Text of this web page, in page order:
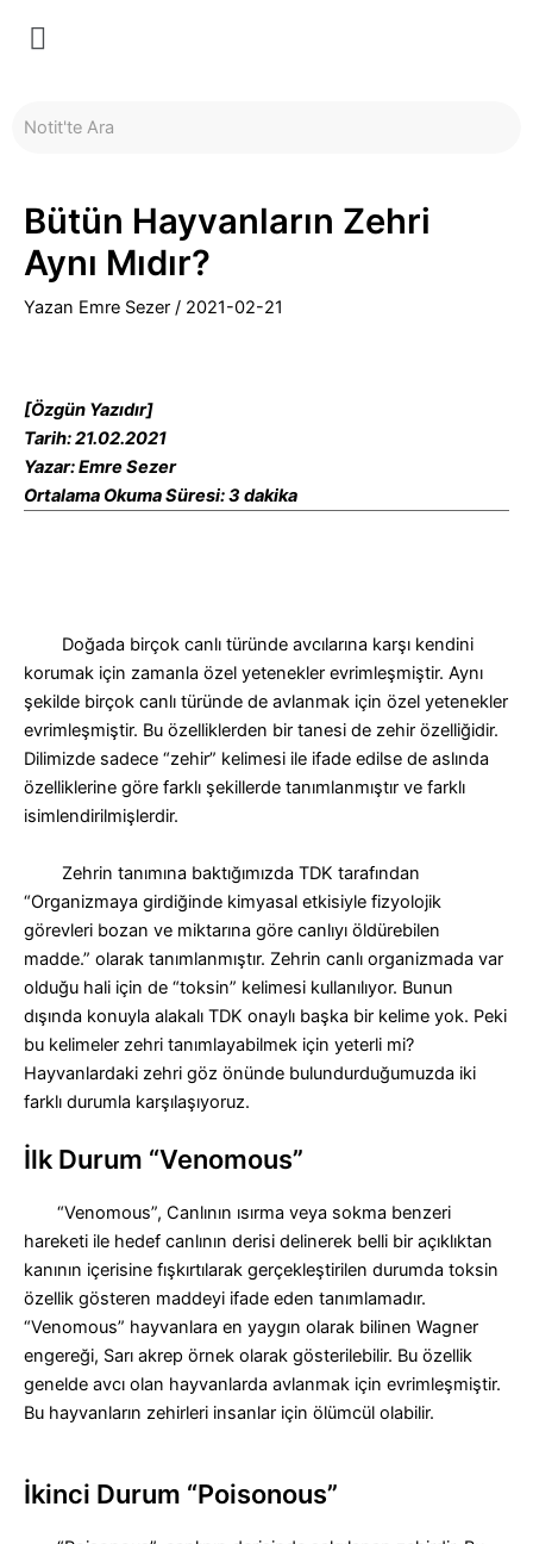
Menü
Bütün Hayvanların Zehri
Aynı Mıdır?
Yazan Emre Sezer / 2021-02-21
[Özgün Yazıdır]
Tarih: 21.02.2021
Yazar: Emre Sezer
Ortalama Okuma Süresi: 3 dakika
Doğada birçok canlı türünde avcılarına karşı kendini
korumak için zamanla özel yetenekler evrimleşmiştir. Aynı
şekilde birçok canlı türünde de avlanmak için özel yetenekler
evrimleşmiştir. Bu özelliklerden bir tanesi de zehir özelliğidir.
Dilimizde sadece “zehir” kelimesi ile ifade edilse de aslında
özelliklerine göre farklı şekillerde tanımlanmıştır ve farklı
isimlendirilmişlerdir.
Zehrin tanımına baktığımızda TDK tarafından
“Organizmaya girdiğinde kimyasal etkisiyle fizyolojik
görevleri bozan ve miktarına göre canlıyı öldürebilen
madde.” olarak tanımlanmıştır. Zehrin canlı organizmada var
olduğu hali için de “toksin” kelimesi kullanılıyor. Bunun
dışında konuyla alakalı TDK onaylı başka bir kelime yok. Peki
bu kelimeler zehri tanımlayabilmek için yeterli mi?
Hayvanlardaki zehri göz önünde bulundurduğumuzda iki
farklı durumla karşılaşıyoruz.
İlk Durum “Venomous”
“Venomous”, Canlının ısırma veya sokma benzeri
hareketi ile hedef canlının derisi delinerek belli bir açıklıktan
kanının içerisine fışkırtılarak gerçekleştirilen durumda toksin
özellik gösteren maddeyi ifade eden tanımlamadır.
“Venomous” hayvanlara en yaygın olarak bilinen Wagner
engereği, Sarı akrep örnek olarak gösterilebilir. Bu özellik
genelde avcı olan hayvanlarda avlanmak için evrimleşmiştir.
Bu hayvanların zehirleri insanlar için ölümcül olabilir.
İkinci Durum “Poisonous”